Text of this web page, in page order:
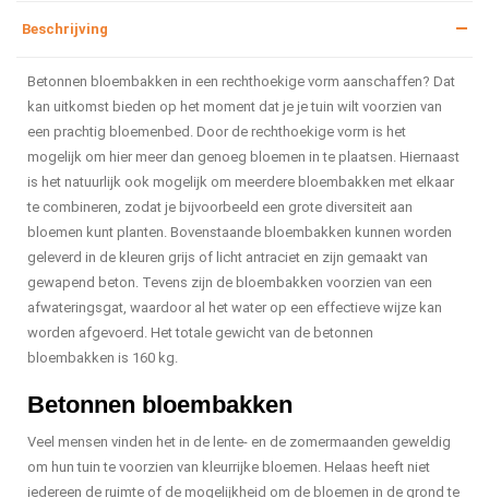
Beschrijving
Betonnen bloembakken in een rechthoekige vorm aanschaffen? Dat
kan uitkomst bieden op het moment dat je je tuin wilt voorzien van
een prachtig bloemenbed. Door de rechthoekige vorm is het
mogelijk om hier meer dan genoeg bloemen in te plaatsen. Hiernaast
is het natuurlijk ook mogelijk om meerdere bloembakken met elkaar
te combineren, zodat je bijvoorbeeld een grote diversiteit aan
bloemen kunt planten. Bovenstaande bloembakken kunnen worden
geleverd in de kleuren grijs of licht antraciet en zijn gemaakt van
gewapend beton. Tevens zijn de bloembakken voorzien van een
afwateringsgat, waardoor al het water op een effectieve wijze kan
worden afgevoerd. Het totale gewicht van de betonnen
bloembakken is 160 kg.
Betonnen bloembakken
Veel mensen vinden het in de lente- en de zomermaanden geweldig
om hun tuin te voorzien van kleurrijke bloemen. Helaas heeft niet
iedereen de ruimte of de mogelijkheid om de bloemen in de grond te